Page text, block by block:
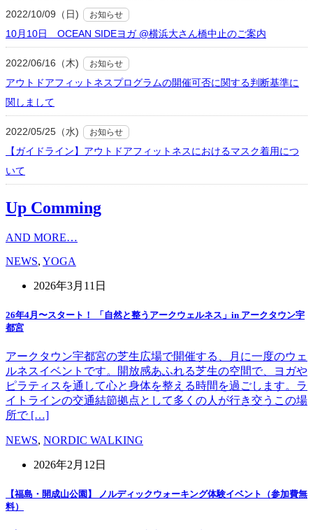
2022/10/09（日) お知らせ
10月10日 OCEAN SIDEヨガ @横浜大さん橋中止のご案内
2022/06/16（木) お知らせ
アウトドアフィットネスプログラムの開催可否に関する判断基準に
関しまして
2022/05/25（水) お知らせ
【ガイドライン】アウトドアフィットネスにおけるマスク着用につ
いて
Up Comming
AND MORE…
NEWS, YOGA
2026年3月11日
26年4月〜スタート！ 「自然と整うアークウェルネス」in アークタウン宇
都宮
アークタウン宇都宮の芝生広場で開催する、月に一度のウェ
ルネスイベントです。開放感あふれる芝生の空間で、ヨガや
ピラティスを通して心と身体を整える時間を過ごします。ラ
イトラインの交通結節拠点として多くの人が行き交うこの場
所で […]
NEWS, NORDIC WALKING
2026年2月12日
【福島・開成山公園】 ノルディックウォーキング体験イベント（参加費無
料）